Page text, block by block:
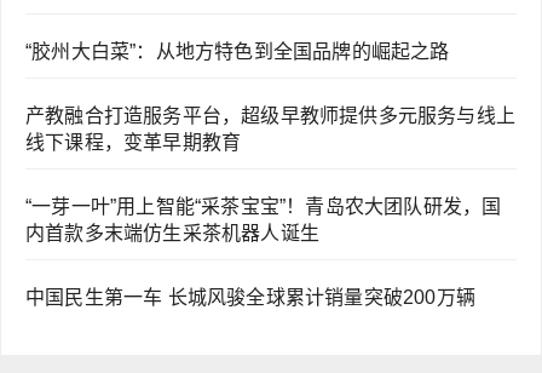
“胶州大白菜”：从地方特色到全国品牌的崛起之路
产教融合打造服务平台，超级早教师提供多元服务与线上
线下课程，变革早期教育
“一芽一叶”用上智能“采茶宝宝”！青岛农大团队研发，国
内首款多末端仿生采茶机器人诞生
中国民生第一车 长城风骏全球累计销量突破200万辆